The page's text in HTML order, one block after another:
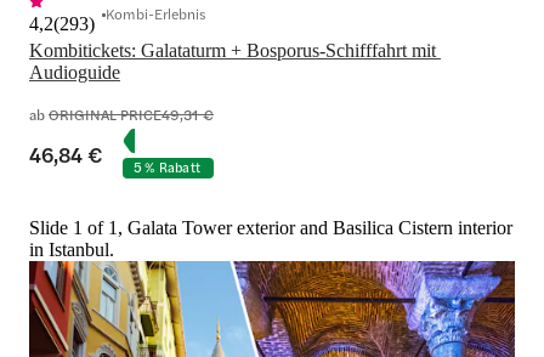
Kombitickets: Galataturm + Bosporus-Schifffahrt mit
Audioguide
4,2(293) Kombi-Erlebnis
abORIGINAL PRICE49,31 €
46,84 € 5 % Rabatt
Slide 1 of 1, Galata Tower exterior and Basilica Cistern interior
in Istanbul.